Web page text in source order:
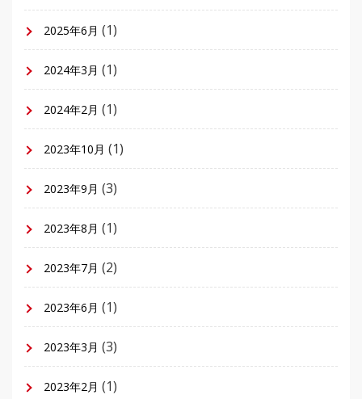
2025年6月 (1)
2024年3月 (1)
2024年2月 (1)
2023年10月 (1)
2023年9月 (3)
2023年8月 (1)
2023年7月 (2)
2023年6月 (1)
2023年3月 (3)
2023年2月 (1)